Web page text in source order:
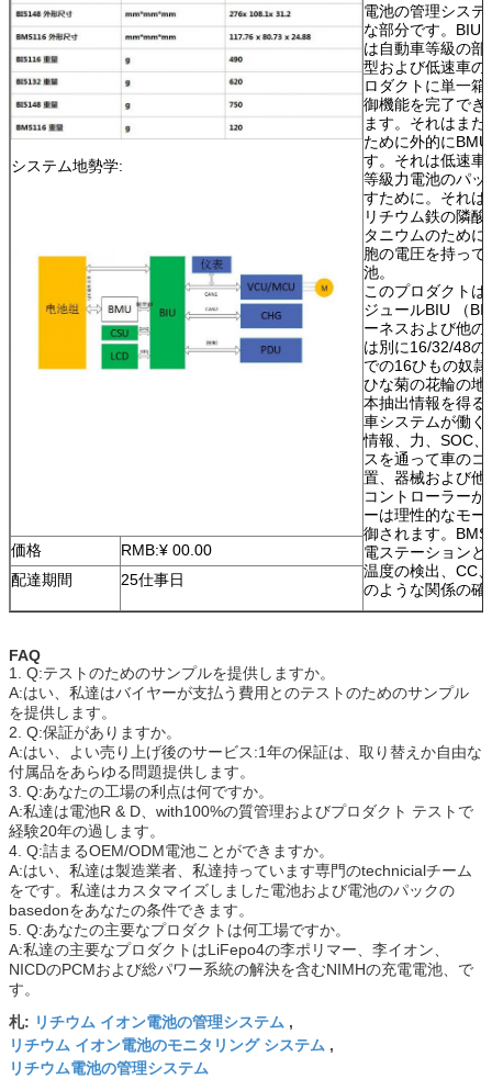
電池の管理シス
な部分です。BIU
は自動車等級の
型および低速車の
ロダクトに単一
御機能を完了でき
ます。それはま
ために外的に
す。それは低速車
等級力電池のパッ
すために。それ
リチウム鉄の隣
タニウムのため
胞の電圧を持っ
池。
このプロダクト
ジュールBIU （
ーネスおよび他
は別に16/32/48の
での16ひもの奴
ひな菊の花輪の地
本抽出情報を得る
車システムが働く
情報、力、SOC
スを通って車の
置、器械および他
コントローラー
ーは理性的なモ
御されます。
電ステーション
温度の検出、CC
のような関係の確
システム地勢学:
価格
RMB:¥ 00.00
配達期間
25仕事日
FAQ
1. Q:テストのためのサンプルを提供しますか。
A:はい、私達はバイヤーが支払う費用とのテストのためのサンプル
を提供します。
2. Q:保証がありますか。
A:はい、よい売り上げ後のサービス:1年の保証は、取り替えか自由な
付属品をあらゆる問題提供します。
3. Q:あなたの工場の利点は何ですか。
A:私達は電池R & D、with100%の質管理およびプロダクト テストで
経験20年の過します。
4. Q:詰まるOEM/ODM電池ことができますか。
A:はい、私達は製造業者、私達持っています専門のtechnicialチーム
をです。私達はカスタマイズしました電池および電池のパックの
basedonをあなたの条件できます。
5. Q:あなたの主要なプロダクトは何工場ですか。
A:私達の主要なプロダクトはLiFepo4の李ポリマー、李イオン、
NICDのPCMおよび総パワー系統の解決を含むNIMHの充電電池、で
す。
札: リチウム イオン電池の管理システム ,
リチウム イオン電池のモニタリング システム ,
リチウム電池の管理システム